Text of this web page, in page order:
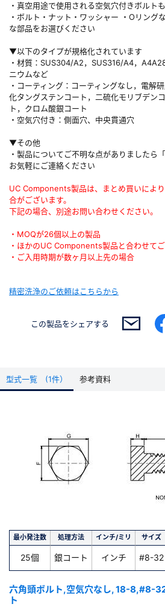
・真空用途で使用される空気穴付きボルト
・ボルト・ナット・ワッシャー ・Oリング
な部品をお選びください
▼以下のタイプが規格化されています
・材質：SUS304/A2，SUS316/A4，
ニウムなど
・コーティング：コーティングなし，電解
化タングステンコート，二硫化モリブデン
ト，クロム酸銀コート
・空気穴付き：側面穴、中央貫通穴
▼その他
・製品についてご不明な点がありましたら
お気軽にご連絡ください
UC Components製品は、まとめ買いによ
合がございます。
下記の場合、別途お問い合わせください。
・MOQが26個以上の製品
・ほかのUC Components製品と合わせて
・ご入用時期が数ヶ月以上先の場合
精密洗浄のご依頼はこちらから
この製品をシェアする
型式一覧 (1件） 参考資料
最小発注数 処理方法 インチ/ミリ サイズ
25個 銀コート インチ #8-32
六角頭ボルト,空気穴なし, 18-8,#8-
ト